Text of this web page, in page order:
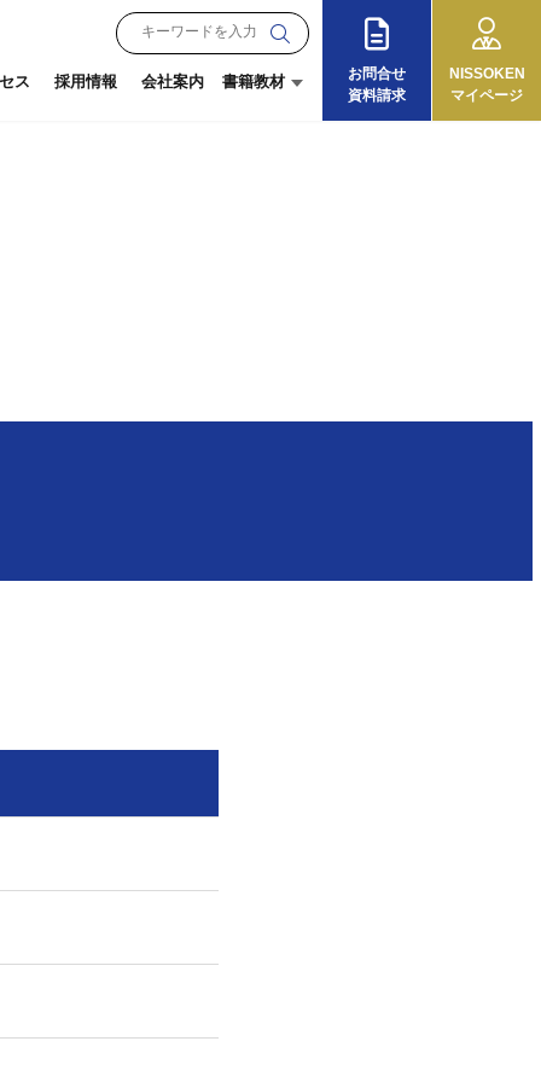
ス 採用情報 会社案内 書籍教材
月刊『理念と経営』
オンラインショップ
お問合せ
資料請求
NISSOKEN
マイページ